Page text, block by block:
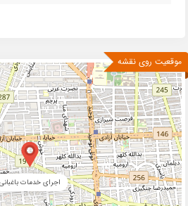
موقعیت روی نقشه
اجرای خدمات باغبانی